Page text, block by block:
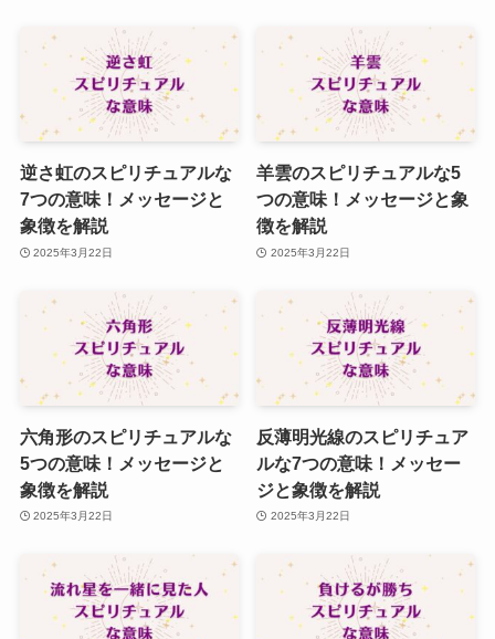
逆さ虹のスピリチュアルな
7つの意味！メッセージと
象徴を解説
2025年3月22日
羊雲のスピリチュアルな5
つの意味！メッセージと象
徴を解説
2025年3月22日
六角形のスピリチュアルな
5つの意味！メッセージと
象徴を解説
2025年3月22日
反薄明光線のスピリチュア
ルな7つの意味！メッセー
ジと象徴を解説
2025年3月22日